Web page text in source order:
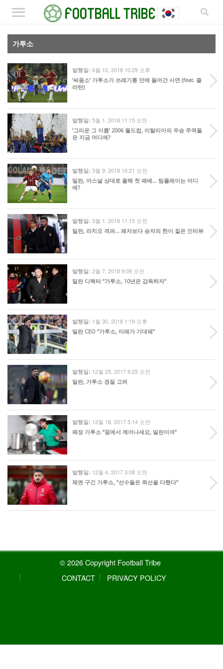
가투소
발행일: 6월 10, 2018 10:29 오후
‘싸움소’ 가투소가 쓰레기통 안에 들어간 사연 (feat. 즐
라탄)
발행일: 5월 1, 2018 11:15 오전
‘그리운 그 이름’ 2006 월드컵, 이탈리아의 우승 주역들
은 지금 어디에?
발행일: 3월 9, 2018 10:21 오전
밀란, 아스널 상대로 올해 첫 패배… 팀플레이는 어디
에?
발행일: 3월 1, 2018 11:15 오전
밀란, 라치오 격파… 패자보다 승자의 한이 짙은 인터뷰
발행일: 2월 7, 2018 9:09 오전
밀란 디렉터 “가투소, 10년은 감독하자”
발행일: 1월 30, 2018 1:19 오후
밀란 CEO “가투소, 미래가 기대돼”
발행일: 12월 25, 2017 9:25 오전
밀란, 가투소 경질 고려
발행일: 12월 18, 2017 5:14 오전
패장 가투소 “꿈에서 깨어나세요, 밀란이여”
발행일: 12월 4, 2017 3:08 오전
체면 구긴 가투소, “선수들은 최선을 다했다”
© 2026 Copyright Football Tribe
CONTACT
PRIVACY POLICY